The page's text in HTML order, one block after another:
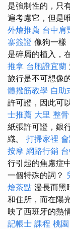
是強制性的，只
遍考慮它，但是
外燴推薦 台中肩
寨簽證 像狗一樣
是碎屑的植入，
推拿 台胞證宜蘭
旅行是不可想像
體撥筋教學 自助
許可證，因此可
士推薦 大里 整骨
紙張許可證，銀
織。 打掃家裡
按摩 網路行銷
行引起的焦慮症
一個特殊的詞？
燴茶點 漫長而黑
和住所，而在陽
映了西班牙的熱
記帳士 課程 桃園